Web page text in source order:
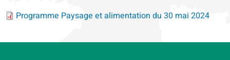
Programme Paysage et alimentation du 30 mai 2024